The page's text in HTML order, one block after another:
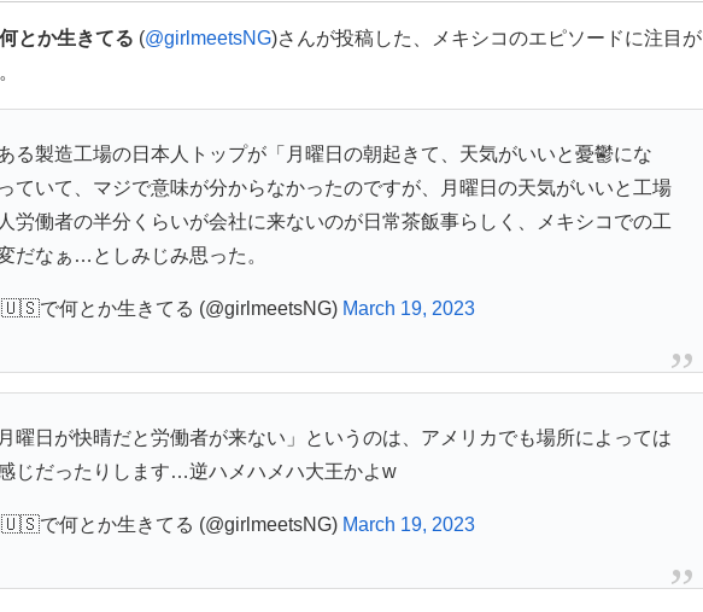
とか生きてる (@girlmeetsNG)さんが投稿した、メキシコのエピソードに注目が
る製造工場の日本人トップが「月曜日の朝起きて、天気がいいと憂鬱にな
ていて、マジで意味が分からなかったのですが、月曜日の天気がいいと工場
労働者の半分くらいが会社に来ないのが日常茶飯事らしく、メキシコでの工
だなぁ…としみじみ思った。
で何とか生きてる (@girlmeetsNG) March 19, 2023
曜日が快晴だと労働者が来ない」というのは、アメリカでも場所によっては
じだったりします…逆ハメハメハ大王かよw
で何とか生きてる (@girlmeetsNG) March 19, 2023